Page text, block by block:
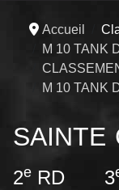
Accueil
M 10 TANK
M 10 TANK
2e RD 3